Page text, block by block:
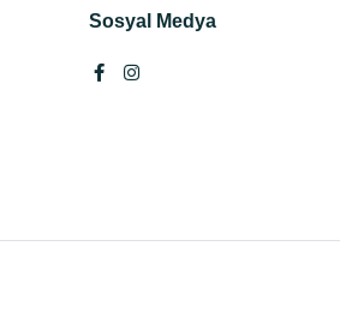
Sosyal Medya